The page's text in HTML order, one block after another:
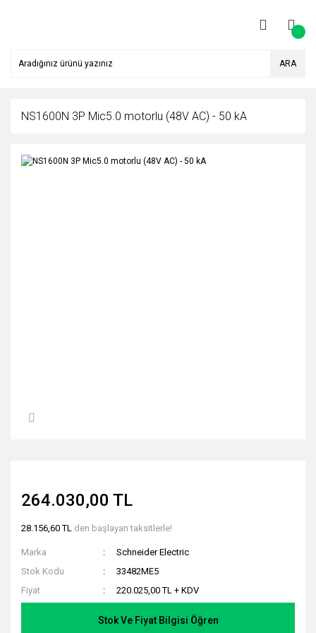
ARA
NS1600N 3P Mic5.0 motorlu (48V AC) - 50 kA
264.030,00 TL
28.156,60 TL den başlayan taksitlerle!
Marka
Schneider Electric
Stok Kodu
33482ME5
Fiyat
220.025,00 TL + KDV
Stok Ve Fiyat Bilgisi Öğren